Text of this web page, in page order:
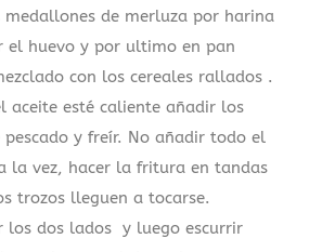
medallones de merluza por harina
el huevo y por ultimo en pan
con los cereales rallados .
aceite esté caliente añadir los
pescado y freír. No añadir todo el
la vez, hacer la fritura en tandas
trozos lleguen a tocarse.
los dos lados y luego escurrir